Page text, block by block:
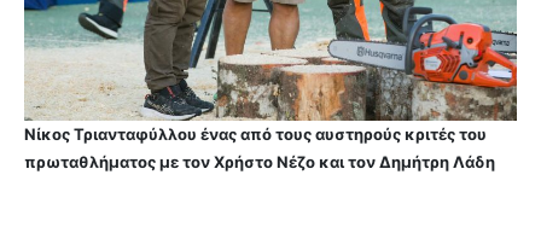
Νίκος Τριανταφύλλου ένας από τους αυστηρούς κριτές του
πρωταθλήματος με τον Χρήστο Νέζο και τονΔημήτρη Λάδη